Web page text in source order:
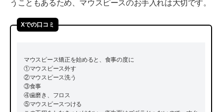
うこともあるため、マウスピースのお手入れは大切です。
Xでの口コミ
マウスピース矯正を始めると、食事の度に
①マウスピース外す
②マウスピース洗う
③食事
④歯磨き、フロス
⑤マウスピースつける